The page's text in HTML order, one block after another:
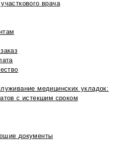
врача
медицинских укладок:
с истекшим сроком
документы